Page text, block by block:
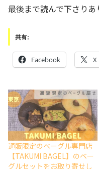
最後まで読んで下さり
共有:
Facebook X
通販限定のベーグル専門店
【TAKUMI BAGEL】のベー
グルセットをお取り寄せし